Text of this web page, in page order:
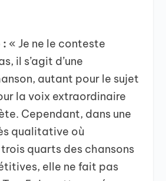
: « Je ne le conteste
il s’agit d’une
autant pour le sujet
la voix extraordinaire
Cependant, dans une
qualitative où
quarts des chansons
elle ne fait pas